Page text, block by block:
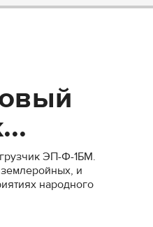
ЭП-Ф-1БМ.
и
народного